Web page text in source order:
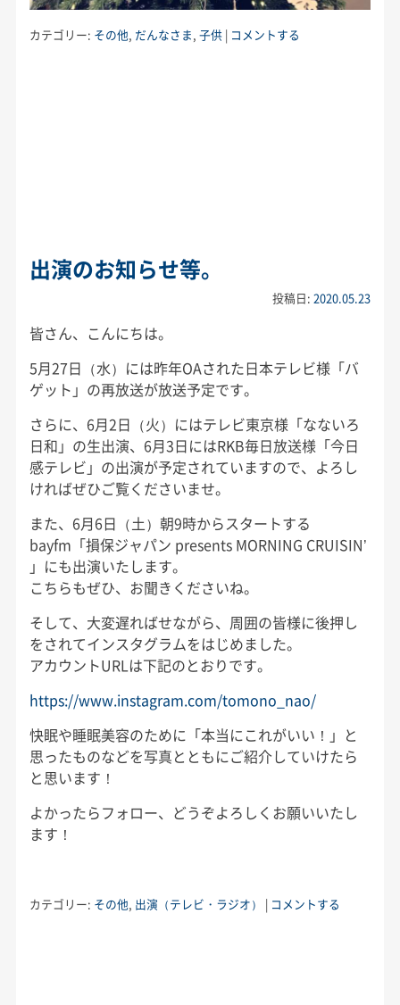
カテゴリー: その他, だんなさま, 子供 | コメントする
出演のお知らせ等。
投稿日:2020.05.23
皆さん、こんにちは。
5月27日（水）には昨年OAされた日本テレビ様「バ
ゲット」の再放送が放送予定です。
さらに、6月2日（火）にはテレビ東京様「なないろ
日和」の生出演、6月3日にはRKB毎日放送様「今日
感テレビ」の出演が予定されていますので、よろし
ければぜひご覧くださいませ。
また、6月6日（土）朝9時からスタートする
bayfm「損保ジャパン presents MORNING CRUISIN’
」にも出演いたします。
こちらもぜひ、お聞きくださいね。
そして、大変遅ればせながら、周囲の皆様に後押し
をされてインスタグラムをはじめました。
アカウントURLは下記のとおりです。
https://www.instagram.com/tomono_nao/
快眠や睡眠美容のために「本当にこれがいい！」と
思ったものなどを写真とともにご紹介していけたら
と思います！
よかったらフォロー、どうぞよろしくお願いいたし
ます！
カテゴリー: その他, 出演（テレビ・ラジオ） | コメントする